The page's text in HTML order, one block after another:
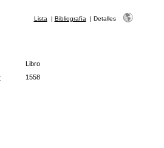
Lista | Bibliografía | Detalles
Libro
1558